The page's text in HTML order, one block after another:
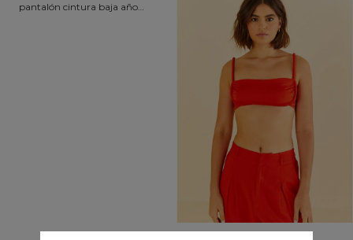
pantalón cintura baja año